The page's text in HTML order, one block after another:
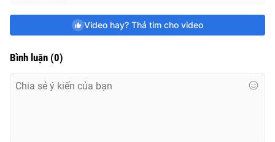
Video hay? Thả tim cho video
Bình luận (0)